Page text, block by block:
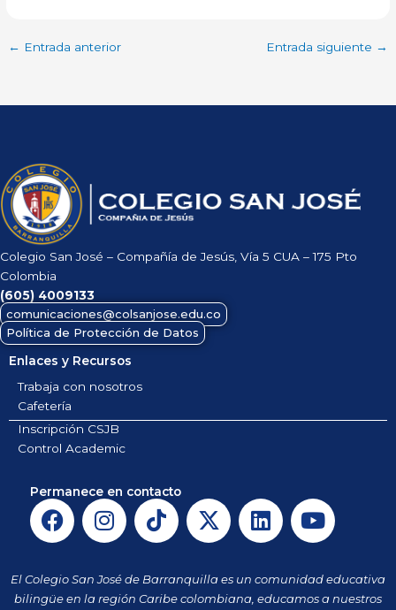
← Entrada anterior Entrada siguiente →
Colegio San José – Compañía de Jesús, Vía 5 CUA – 175 Pto
Colombia
(605) 4009133
comunicaciones@colsanjose.edu.co
Política de Protección de Datos
Enlaces y Recursos
Trabaja con nosotros
Cafetería
Inscripción CSJB
Control Academic
Permanece en contacto
F
a
e
b
I
n
t
a
T
i
t
o
X
-
w
i
L
i
k
e
Y
o
t
u
El Colegio San José de Barranquilla es un comunidad educativa
bilingüe en la región Caribe colombiana, educamos a nuestros